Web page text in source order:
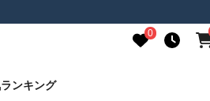
0
ランキング